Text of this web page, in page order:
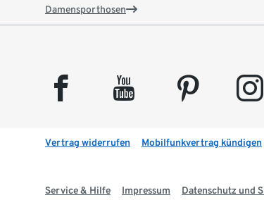
Damensporthosen
facebook youtube pinterest instagram
Vertrag widerrufen Mobilfunkvertrag kündigen
Service & Hilfe Impressum Datenschutz und